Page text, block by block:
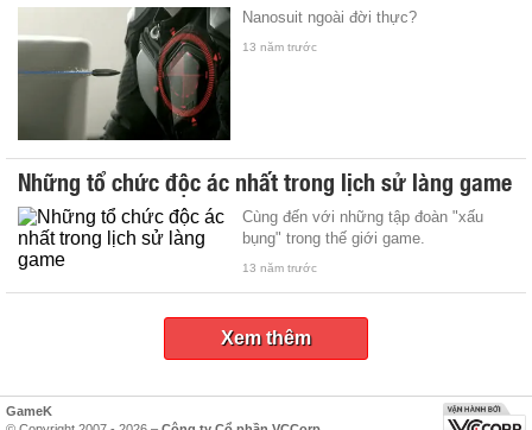
Nanosuit ngoài đời thực?
13 năm trước
Những tổ chức độc ác nhất trong lịch sử làng game
Cùng đến với những tập đoàn "xấu
bụng" trong thế giới game.
13 năm trước
Xem thêm
GameK